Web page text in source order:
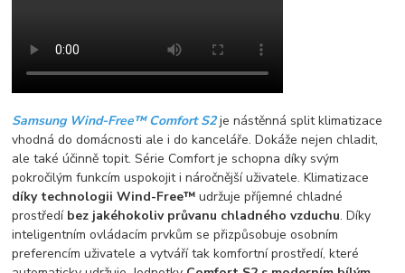
Samsung Wind-Free™ Comfort S2je nástěnná split klimatizace
vhodná do domácnosti ale i do kanceláře. Dokáže nejen chladit,
ale také účinně topit. Série Comfort je schopna díky svým
pokročilým funkcím uspokojit i náročnější uživatele. Klimatizace
díky technologii Wind-Free™udržuje příjemné chladné
prostředí bez jakéhokoliv průvanu chladného vzduchu. Díky
inteligentním ovládacím prvkům se přizpůsobuje osobním
preferencím uživatele a vytváří tak komfortní prostředí, které